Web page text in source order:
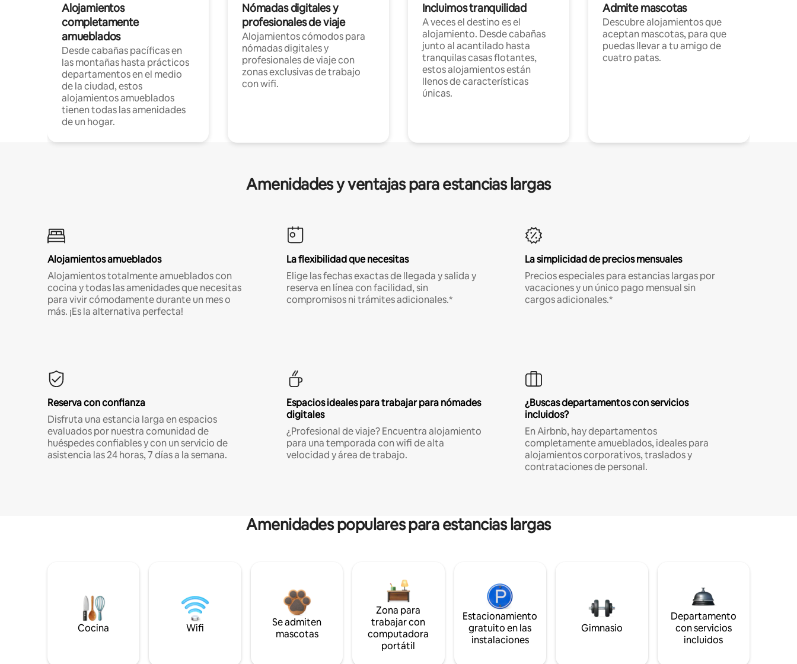
Alojamientos
completamente
amueblados
Desde cabañas pacíficas en
las montañas hasta prácticos
departamentos en el medio
de la ciudad, estos
alojamientos amueblados
tienen todas las amenidades
de un hogar.
Nómadas digitales y
profesionales de viaje
Alojamientos cómodos para
nómadas digitales y
profesionales de viaje con
zonas exclusivas de trabajo
con wifi.
Incluimos tranquilidad
A veces el destino es el
alojamiento. Desde cabañas
junto al acantilado hasta
tranquilas casas flotantes,
estos alojamientos están
llenos de características
únicas.
Admite mascotas
Descubre alojamientos que
aceptan mascotas, para que
puedas llevar a tu amigo de
cuatro patas.
Amenidades y ventajas para estancias largas
Alojamientos amueblados
Alojamientos totalmente amueblados con
cocina y todas las amenidades que necesitas
para vivir cómodamente durante un mes o
más. ¡Es la alternativa perfecta!
La flexibilidad que necesitas
Elige las fechas exactas de llegada y salida y
reserva en línea con facilidad, sin
compromisos ni trámites adicionales.*
La simplicidad de precios mensuales
Precios especiales para estancias largas por
vacaciones y un único pago mensual sin
cargos adicionales.*
Reserva con confianza
Disfruta una estancia larga en espacios
evaluados por nuestra comunidad de
huéspedes confiables y con un servicio de
asistencia las 24 horas, 7 días a la semana.
Espacios ideales para trabajar para nómades
digitales
¿Profesional de viaje? Encuentra alojamiento
para una temporada con wifi de alta
velocidad y área de trabajo.
¿Buscas departamentos con servicios
incluidos?
En Airbnb, hay departamentos
completamente amueblados, ideales para
alojamientos corporativos, traslados y
contrataciones de personal.
Amenidades populares para estancias largas
Cocina Wifi
Se admiten
mascotas
Zona para
trabajar con
computadora
portátil
Estacionamiento
gratuito en las
instalaciones
Gimnasio
Departamento
con servicios
incluidos